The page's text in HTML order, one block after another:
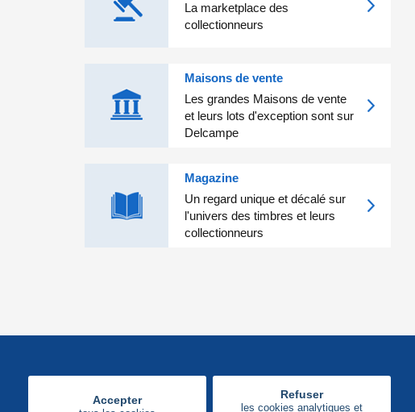
La marketplace des
collectionneurs
Maisons de vente
Les grandes Maisons de vente
et leurs lots d'exception sont sur
Delcampe
Magazine
Un regard unique et décalé sur
l'univers des timbres et leurs
collectionneurs
Accepter Refuser
les cookies analytiques et